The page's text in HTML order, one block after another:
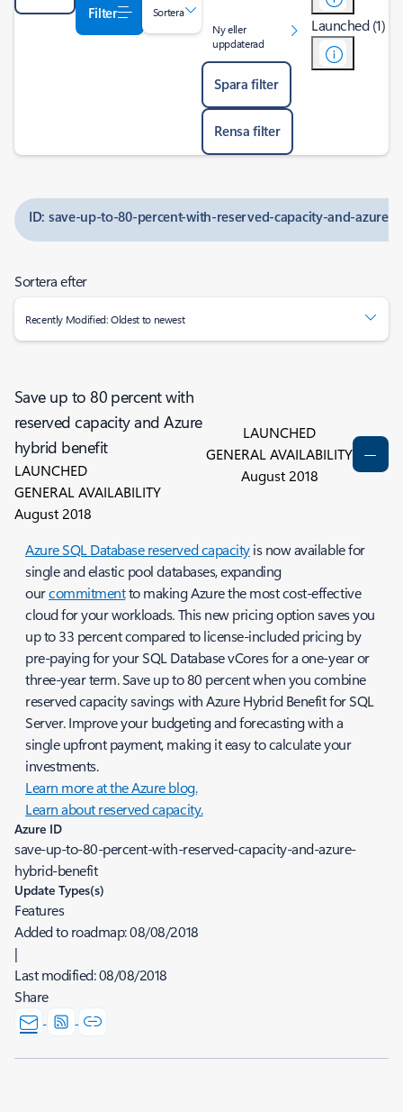
Filter Sortera
Ny eller
uppdaterad
Spara filter
Rensa filter
Launched (1)
ID: save-up-to-80-percent-with-reserved-capacity-and-azure-
Sortera efter
Recently Modified: Oldest to newest
Save up to 80 percent with
reserved capacity and Azure
hybrid benefit
LAUNCHED
GENERAL AVAILABILITY
August 2018
LAUNCHED
GENERAL AVAILABILITY
August 2018
Azure SQL Database reserved capacityis now available for
single and elastic pool databases, expanding
ourcommitmentto making Azure the most cost-effective
cloud for your workloads. This new pricing option saves you
up to 33 percent compared to license-included pricing by
pre-paying for your SQL Database vCores for a one-year or
three-year term. Save up to 80 percent when you combine
reserved capacity savings with Azure Hybrid Benefit for SQL
Server. Improve your budgeting and forecasting with a
single upfront payment, making it easy to calculate your
investments.
Learn more at the Azure blog.
Learn about reserved capacity.
Azure ID
save-up-to-80-percent-with-reserved-capacity-and-azure-
hybrid-benefit
Update Types(s)
Features
Added to roadmap:08/08/2018
|
Last modified:08/08/2018
Share